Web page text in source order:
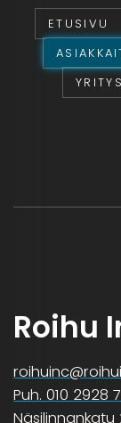
ETUSIVU
YRITYS
Roihu
Puh. 010 2928
Näsilinnankatu